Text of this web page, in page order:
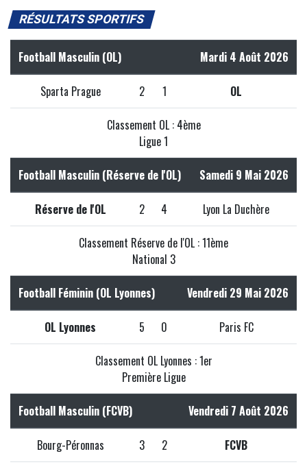
RÉSULTATS SPORTIFS
Football Masculin (OL) Mardi 4 Août 2026
Sparta Prague 2 1 OL
Classement OL : 4ème
Ligue 1
Football Masculin (Réserve de l'OL) Samedi 9 Mai 2026
Réserve de l'OL 2 4 Lyon La Duchère
Classement Réserve de l'OL : 11ème
National 3
Football Féminin (OL Lyonnes) Vendredi 29 Mai 2026
OL Lyonnes 5 0 Paris FC
Classement OL Lyonnes : 1er
Première Ligue
Football Masculin (FCVB) Vendredi 7 Août 2026
Bourg-Péronnas 3 2 FCVB